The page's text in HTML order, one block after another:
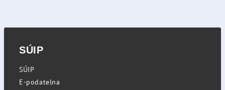
SÚIP
SÚIP
E-podatelna